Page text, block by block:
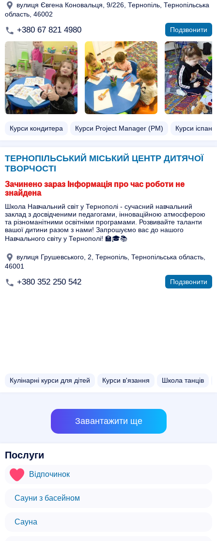
вулиця Євгена Коновальця, 9/226, Тернопіль, Тернопільська
область, 46002
+380 67 821 4980 Подзвонити
Курси кондитера Курси Project Manager (PM) Курси
ТЕРНОПІЛЬСЬКИЙ МІСЬКИЙ ЦЕНТР ДИТЯЧОЇ
ТВОРЧОСТІ
Зачинено зараз Інформація про час роботи не
знайдена
Школа Навчальний світ у Тернополі - сучасний навчальний
заклад з досвідченими педагогами, інноваційною атмосферою
та різноманітними освітніми програмами. Розвивайте таланти
вашої дитини разом з нами! Запрошуємо вас до нашого
Навчального світу у Тернополі! 🏫🎓📚
вулиця Грушевського, 2, Тернопіль, Тернопільська область,
46001
+380 352 250 542 Подзвонити
Кулінарні курси для дітей Курси в'язання Школа танців
Завантажити ще
Послуги
Відпочинок
Сауни з басейном
Сауна